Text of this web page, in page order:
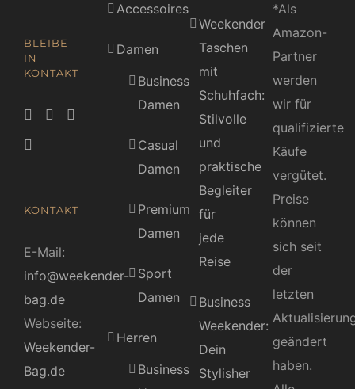
BLEIBE
IN
KONTAKT
KONTAKT
E-Mail:
info@weekender-
bag.de
Webseite:
Weekender-
Bag.de
Accessoires
Damen
Business
Damen
Casual
Damen
Premium
Damen
Sport
Damen
Herren
Business
Weekender
Taschen
mit
Schuhfach:
Stilvolle
und
praktische
Begleiter
für
jede
Reise
Business
Weekender:
Dein
Stylisher
*Als
Amazon-
Partner
werden
wir für
qualifizierte
Käufe
vergütet.
Preise
können
sich seit
der
letzten
geändert
haben.